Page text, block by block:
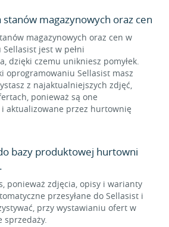
stanów magazynowych oraz cen
magazynowych oraz cen w
jest w pełni
dzięki czemu unikniesz pomyłek.
oprogramowaniu Sellasist masz
z najaktualniejszych zdjęć,
ponieważ są one
aktualizowane przez hurtownię
bazy produktowej hurtowni
ponieważ zdjęcia, opisy i warianty
przesyłane do Sellasist i
przy wystawianiu ofert w
sprzedaży.